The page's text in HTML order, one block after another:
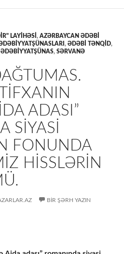
LAYIHƏSI , AZƏRBAYCAN ƏDƏBİ
, ƏDƏBİ TƏNQİD,
ƏDƏBİYYATŞÜNAS, SƏRVANƏ
ADASI”
SIYASI
FONUNDA
HISSLƏRIN
BIR ŞƏRH YAZIN